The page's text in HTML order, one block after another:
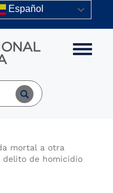
Español
Toggle
mortal a otra
delito de homicidio